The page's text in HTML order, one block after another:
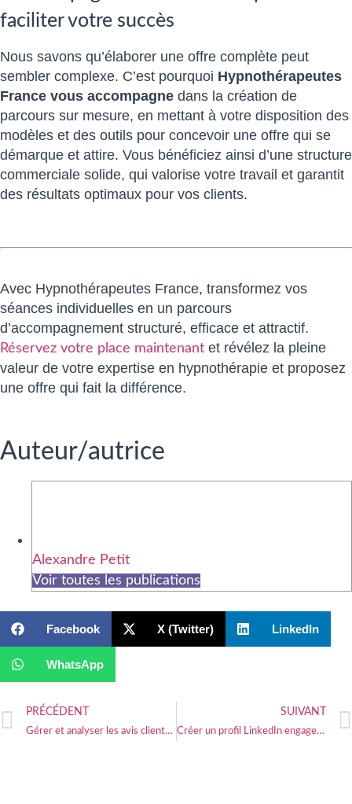
faciliter votre succès
Nous savons qu’élaborer une offre complète peut
sembler complexe. C’est pourquoi Hypnothérapeutes
France vous accompagne dans la création de
parcours sur mesure, en mettant à votre disposition des
modèles et des outils pour concevoir une offre qui se
démarque et attire. Vous bénéficiez ainsi d’une structure
commerciale solide, qui valorise votre travail et garantit
des résultats optimaux pour vos clients.
Avec Hypnothérapeutes France, transformez vos
séances individuelles en un parcours
d’accompagnement structuré, efficace et attractif.
Réservez votre place maintenant et révélez la pleine
valeur de votre expertise en hypnothérapie et proposez
une offre qui fait la différence.
Auteur/autrice
Alexandre Petit
Voir toutes les publications
Facebook X (Twitter) LinkedIn
WhatsApp
PRÉCÉDENT
Gérer et analyser les avis clients pour améliorer votre pratique
SUIVANT
Créer un profil LinkedIn engageant pour attirer des clients